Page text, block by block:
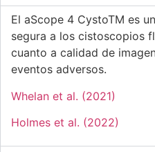
El aScope 4 CystoTM es
segura a los cistoscopios
cuanto a calidad de
eventos adversos.
Whelan et al. (2021)
Holmes et al. (2022)